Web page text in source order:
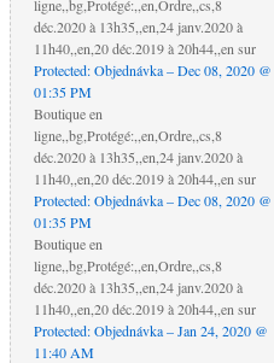
ligne,,bg,Protégé:,,en,Ordre,,cs,8
déc.2020 à 13h35,,en,24 janv.2020 à
11h40,,en,20 déc.2019 à 20h44,,en sur
Protected: Objednávka – Dec 08, 2020 @
01:35 PM
Boutique en
ligne,,bg,Protégé:,,en,Ordre,,cs,8
déc.2020 à 13h35,,en,24 janv.2020 à
11h40,,en,20 déc.2019 à 20h44,,en sur
Protected: Objednávka – Dec 08, 2020 @
01:35 PM
Boutique en
ligne,,bg,Protégé:,,en,Ordre,,cs,8
déc.2020 à 13h35,,en,24 janv.2020 à
11h40,,en,20 déc.2019 à 20h44,,en sur
Protected: Objednávka – Jan 24, 2020 @
11:40 AM